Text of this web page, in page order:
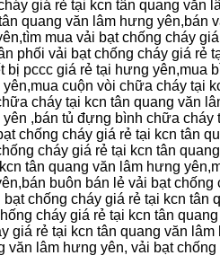
giá rẻ tại kcn tân quang văn
quang văn lâm hưng yên,bán
mua vải bạt chống cháy
phối vải bạt chống cháy giá rẻ
pccc giá rẻ tại hưng yên,mua
cuộn vòi chữa cháy tại
cháy tại kcn tân quang văn
,bán tủ đựng bình chữa
chống cháy giá rẻ tại kcn tân
cháy giá rẻ tại kcn tân
tân quang văn lâm hưng
buôn bán lẻ vải bạt chống
chống cháy giá rẻ tại kcn tân
cháy giá rẻ tại kcn tân
rẻ tại kcn tân quang văn
lâm hưng yên, vải bạt